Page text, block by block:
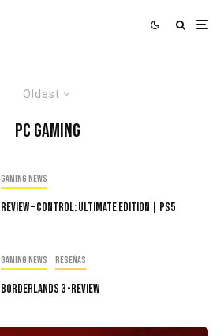
Oldest
PC Gaming
Gaming news
Review – Control: Ultimate Edition | PS5
Gaming news Reseñas
Borderlands 3 -Review